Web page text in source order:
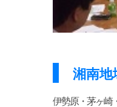
湘南地
伊勢原・茅ヶ崎